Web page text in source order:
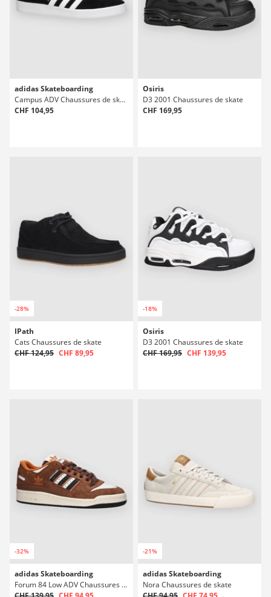
adidas Skateboarding
Campus ADV Chaussures de skate
CHF 104,95
Osiris
D3 2001 Chaussures de skate
CHF 169,95
-28%
IPath
Cats Chaussures de skate
CHF 124,95 CHF 89,95
-18%
Osiris
D3 2001 Chaussures de skate
CHF 169,95 CHF 139,95
-32%
adidas Skateboarding
Forum 84 Low ADV Chaussures de skate
-21%
adidas Skateboarding
Nora Chaussures de skate